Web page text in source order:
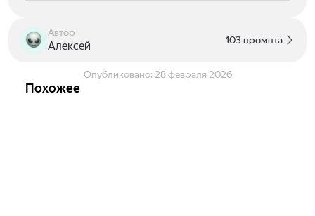
Автор
Алексей 103 промпта
Опубликовано: 28 февраля 2026
Похожее